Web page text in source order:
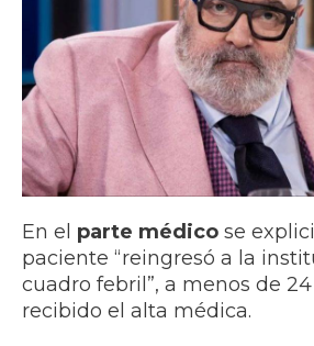
En el parte médico se
paciente “reingresó a la
cuadro febril”, a menos de
recibido el alta médica.